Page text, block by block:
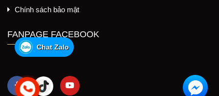
Chính sách bảo mật
FANPAGE FACEBOOK
Chat Zalo